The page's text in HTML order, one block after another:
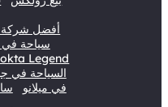
أفضل شركة
سياحة في
Legend
السياحة في
في ميلانو